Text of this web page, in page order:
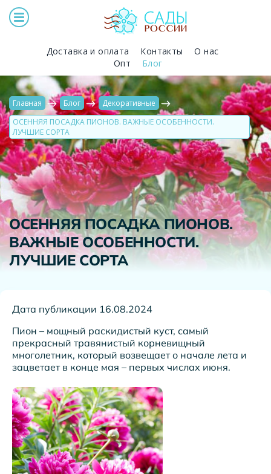
Доставка и оплата Контакты
О нас
Опт
Блог
Главная Блог
Декоративные
ОСЕННЯЯ ПОСАДКА ПИОНОВ. ВАЖНЫЕ ОСОБЕННОСТИ.
ЛУЧШИЕ СОРТА
ОСЕННЯЯ ПОСАДКА ПИОНОВ.
ВАЖНЫЕ ОСОБЕННОСТИ.
ЛУЧШИЕ СОРТА
Дата публикации 16.08.2024
Пион – мощный раскидистый куст, самый
прекрасный травянистый корневищный
многолетник, который возвещает о начале лета и
зацветает в конце мая – первых числах июня.